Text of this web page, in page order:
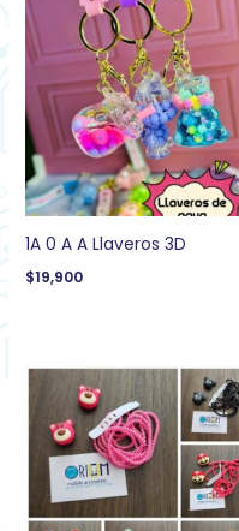
1A 0 A A Llaveros 3D
$19,900